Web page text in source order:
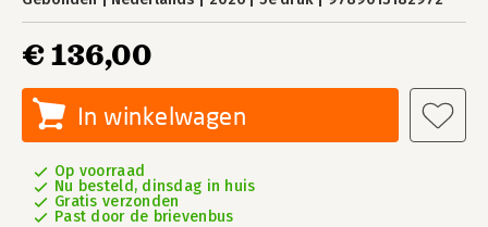
€ 136,00
In winkelwagen
Op voorraad
Nu besteld, dinsdag in huis
Gratis verzonden
Past door de brievenbus